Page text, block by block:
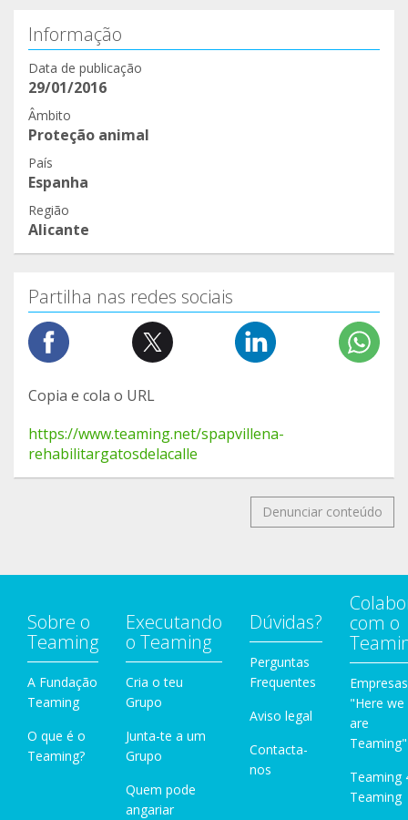
Informação
Data de publicação
29/01/2016
Âmbito
Proteção animal
País
Espanha
Região
Alicante
Partilha nas redes sociais
Copia e cola o URL
https://www.teaming.net/spapvillena-
rehabilitargatosdelacalle
Denunciar conteúdo
Sobre o
Teaming
A Fundação
Teaming
O que é o
Teaming?
Executando
o Teaming
Cria o teu
Grupo
Junta-te a um
Grupo
Quem pode
angariar
Dúvidas?
Perguntas
Frequentes
Aviso legal
Contacta-
nos
com o
Empresas
"Here we
are
Teaming"
Teaming
Teaming